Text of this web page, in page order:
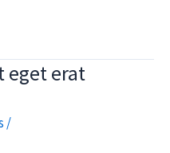
eget erat
/